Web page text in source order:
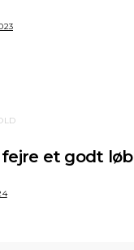
fejre et godt løb